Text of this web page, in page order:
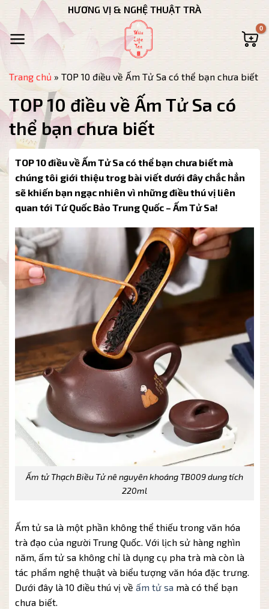
qua
nội
HƯƠNG VỊ & NGHỆ THUẬT TRÀ
Trang chủ » TOP 10 điều về Ấm Tử Sa có thể bạn chưa biết
TOP 10 điều về Ấm Tử Sa có
thể bạn chưa biết
TOP 10 điều về Ấm Tử Sa có thể bạn chưa biết mà
chúng tôi giới thiệu trog bài viết dưới đây chắc hẳn
sẽ khiến bạn ngạc nhiên vì những điều thú vị liên
quan tới Tứ Quốc Bảo Trung Quốc – Ấm Tử Sa!
Ấm tử Thạch Biều Tử nê nguyên khoáng TB009 dung tích
220ml
Ấm tử sa là một phần không thể thiếu trong văn hóa
trà đạo của người Trung Quốc. Với lịch sử hàng nghìn
năm, ấm tử sa không chỉ là dụng cụ pha trà mà còn là
tác phẩm nghệ thuật và biểu tượng văn hóa đặc trưng.
Dưới đây là 10 điều thú vị về ấm tử sa mà có thể bạn
chưa biết.